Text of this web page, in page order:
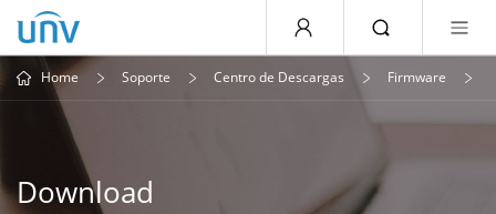
Home Soporte Centro de Descargas Firmware
Download